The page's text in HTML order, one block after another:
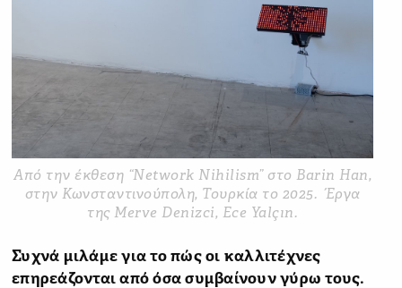
Από την έκθεση “Network Nihilism” στο Barin Han,
στην Κωνσταντινούπολη, Τουρκία το 2025. Έργα
της Merve Denizci, Ece Yalçın.
Συχνά μιλάμε για το πώς οι καλλιτέχνες
επηρεάζονται από όσα συμβαίνουν γύρω τους.